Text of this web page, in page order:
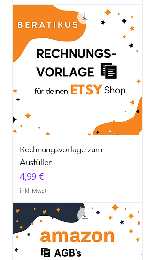
Rechnungsvorlage zum
Ausfüllen
Preis
4,99 €
inkl. MwSt.